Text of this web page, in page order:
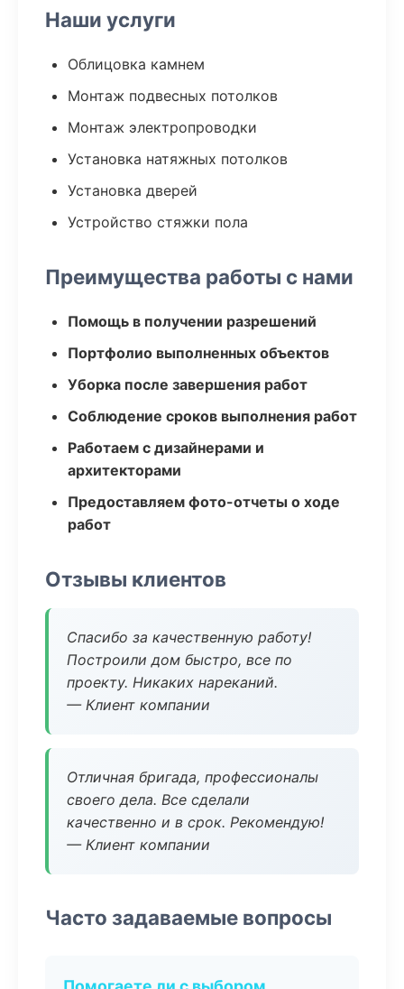
Наши услуги
Облицовка камнем
Монтаж подвесных потолков
Монтаж электропроводки
Установка натяжных потолков
Установка дверей
Устройство стяжки пола
Преимущества работы с нами
Помощь в получении разрешений
Портфолио выполненных объектов
Уборка после завершения работ
Соблюдение сроков выполнения работ
Работаем с дизайнерами и
архитекторами
Предоставляем фото-отчеты о ходе
работ
Отзывы клиентов
Спасибо за качественную работу!
Построили дом быстро, все по
проекту. Никаких нареканий.
— Клиент компании
Отличная бригада, профессионалы
своего дела. Все сделали
качественно и в срок. Рекомендую!
— Клиент компании
Часто задаваемые вопросы